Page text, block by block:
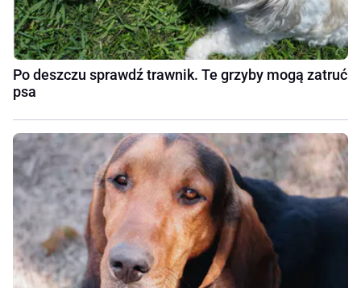
Po deszczu sprawdź trawnik. Te grzyby mogą zatruć
psa